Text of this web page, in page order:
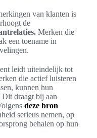
van klanten is
de
Merken die
een toename in
leidt uiteindelijk tot
die actief luisteren
kunnen hun
Dit draagt bij aan
deze bron
serieus nemen, op
behalen op hun